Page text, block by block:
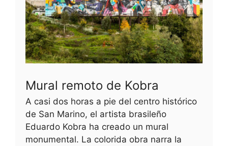
Mural remoto de Kobra
A casi dos horas a pie del centro histórico
de San Marino, el artista brasileño
Eduardo Kobra ha creado un mural
monumental. La colorida obra narra la